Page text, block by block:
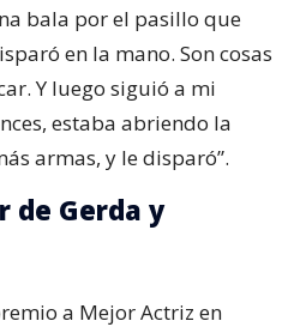
bala por el pasillo que
en la mano. Son cosas
Y luego siguió a mi
estaba abriendo la
armas, y le disparó”.
de Gerda y
a Mejor Actriz en